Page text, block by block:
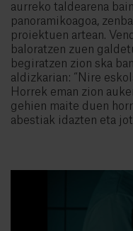
aurreko taldearena
panoramikoagoa,
proiektuen artean.
baloratzen zuen
begiratzen zion ska
aldizkarian: “Nire
Horrek eman zion
gehien maite duen
abestiak idazten eta